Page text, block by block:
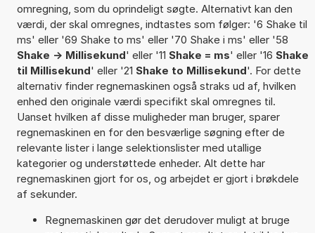
omregning, som du oprindeligt søgte. Alternativt kan den
værdi, der skal omregnes, indtastes som følger: '6 Shake til
ms' eller '69 Shake to ms' eller '70 Shake i ms' eller '58
Shake -> Millisekund' eller '11 Shake = ms' eller '16 Shake
til Millisekund' eller '21 Shake to Millisekund'. For dette
alternativ finder regnemaskinen også straks ud af, hvilken
enhed den originale værdi specifikt skal omregnes til.
Uanset hvilken af disse muligheder man bruger, sparer
regnemaskinen en for den besværlige søgning efter de
relevante lister i lange selektionslister med utallige
kategorier og understøttede enheder. Alt dette har
regnemaskinen gjort for os, og arbejdet er gjort i brøkdele
af sekunder.
Regnemaskinen gør det derudover muligt at bruge